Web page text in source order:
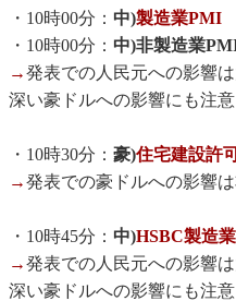
・10時00分： 中)製造業PMI
・10時00分： 中)非製造業
→発表での人民元への影響
深い豪ドルへの影響にも注
・10時30分： 豪)住宅建設許
→発表での豪ドルへの影響
・10時45分： 中)HSBC製造
→発表での人民元への影響
深い豪ドルへの影響にも注